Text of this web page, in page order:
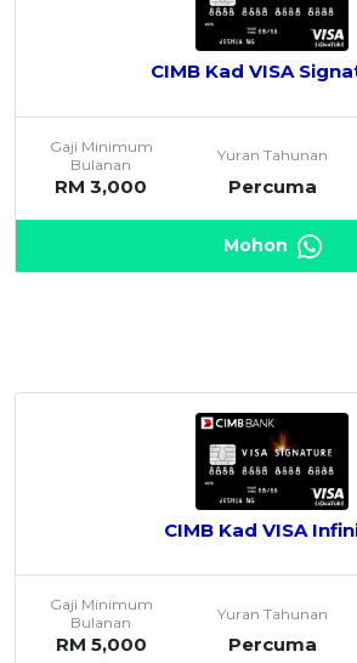
CIMB Kad VISA
Gaji Minimum
Bulanan
RM 3,000
Yuran Tahunan
Percuma
Mohon
CIMB Kad VISA
Gaji Minimum
Bulanan
RM 5,000
Yuran Tahunan
Percuma